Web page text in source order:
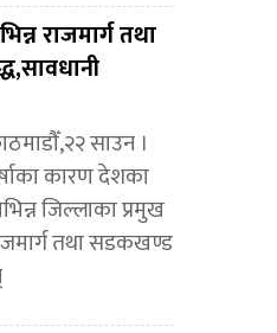
राजमार्ग तथा
साउन ।
कारण देशका
जिल्लाका प्रमुख
तथा सडकखण्ड